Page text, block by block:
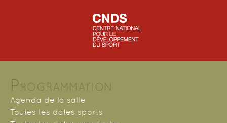
Programmation
Agenda de la salle
Toutes les dates sports